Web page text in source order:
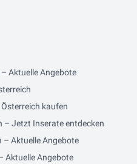
Aktuelle Angebote
kaufen
– Jetzt Inserate entdecken
– Aktuelle Angebote
Aktuelle Angebote